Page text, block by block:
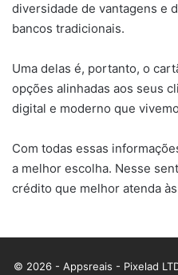
diversidade de vantagens e
bancos tradicionais.
Uma delas é, portanto, o
opções alinhadas aos seus
digital e moderno que
Com todas essas
a melhor escolha. Nesse
crédito que melhor atenda
© 2026 - Appsreais - Pixelad